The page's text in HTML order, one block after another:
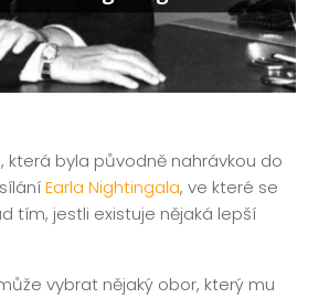
která byla původně nahrávkou do
Earla Nightingala, ve které se
tím, jestli existuje nějaká lepší
vybrat nějaký obor, který mu